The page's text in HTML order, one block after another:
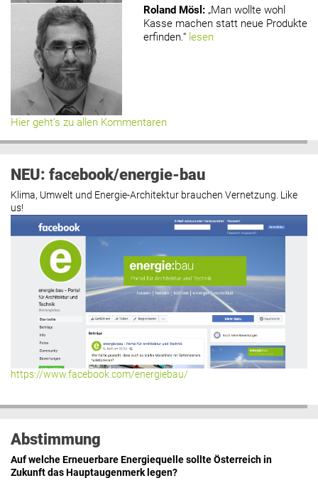
Roland Mösl : „Man wollte wohl
Kasse machen statt neue Produkte
erfinden.“ lesen
Hier geht’s zu allen Kommentaren
NEU: facebook/energie-bau
Klima, Umwelt und Energie-Architektur brauchen Vernetzung. Like
us!
https://www.facebook.com/energiebau/
Abstimmung
Auf welche Erneuerbare Energiequelle sollte Österreich in
Zukunft das Hauptaugenmerk legen?